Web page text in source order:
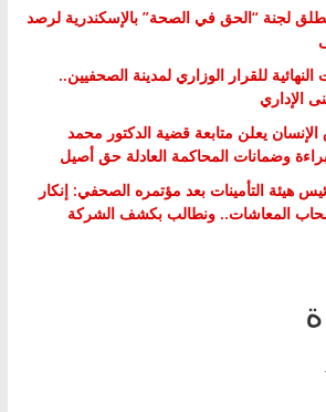
لجنة “الحق في الصحة” بالإسكندرية لرصد
للقرار الوزاري لمدينة الصحفيين..
الإداري
يعلن متابعة قضية الدكتور محمد
وضمانات المحاكمة العادلة حق أصيل
هيئة التأمينات بعد مؤتمره الصحفي: إنكار
أصحاب المعاشات.. ونطالب بكشف الشركة